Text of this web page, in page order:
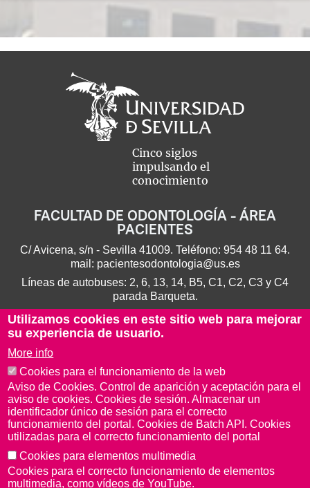
Cinco siglos
impulsando el
conocimiento
FACULTAD DE ODONTOLOGÍA - ÁREA
PACIENTES
C/ Avicena, s/n - Sevilla 41009. Teléfono: 954 48 11 64.
mail: pacientesodontologia@us.es
Líneas de autobuses: 2, 6, 13, 14, B5, C1, C2, C3 y C4
parada Barqueta.
Aviso Legal Protección de datos
© Copyright 2022 Universidad de Sevilla
Utilizamos cookies en este sitio web para mejorar
su experiencia de usuario.
More info
Cookies para el funcionamiento de la web
Aviso de Cookies. Control de aparición y aceptación para el
aviso de cookies. Cookies de sesión. Almacenar un
identificador único de sesión para el correcto
funcionamiento del portal. Cookies de Batch API. Cookies
utilizadas para el correcto funcionamiento del portal
Cookies para elementos multimedia
Cookies para el correcto funcionamiento de elementos
multimedia, como vídeos de YouTube.